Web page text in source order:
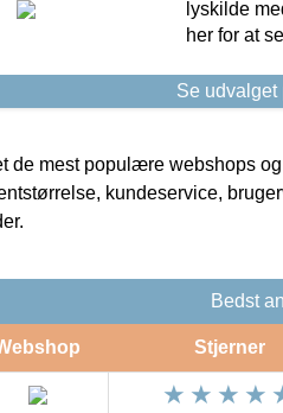
lyskilde
her for at
Se udvalget
de mest populære webshops
kundeservice,
Bedst
Stjerner